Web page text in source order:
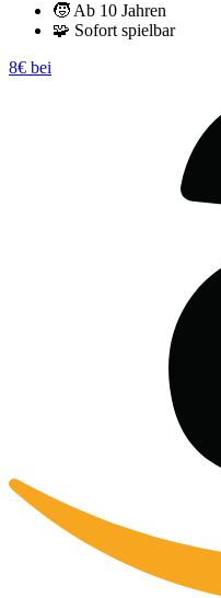
🧒 Ab 10 Jahren
🧩 Sofort spielbar
8€ bei